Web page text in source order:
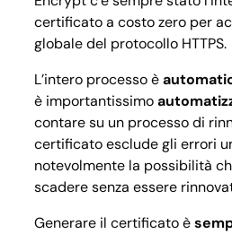
certificato a costo zero per
globale del protocollo HTTPS.
L’intero processo è
è importantissimo
contare su un processo di
certificato esclude gli errori
notevolmente la possibilità
scadere senza essere
Generare il certificato è